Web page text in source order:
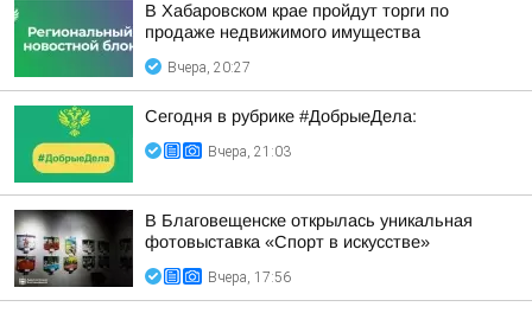
В Хабаровском крае пройдут торги по
продаже недвижимого имущества
Вчера, 20:27
Сегодня в рубрике #ДобрыеДела:
Вчера, 21:03
В Благовещенске открылась уникальная
фотовыставка «Спорт в искусстве»
Вчера, 17:56